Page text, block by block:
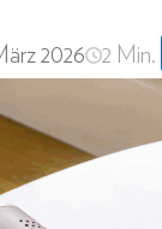
2026 2 Min.